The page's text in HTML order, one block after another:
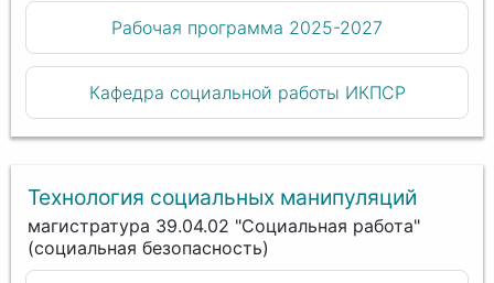
Рабочая программа 2025-2027
Кафедра социальной работы ИКПСР
Технология социальных манипуляций
магистратура 39.04.02 "Социальная работа"
(социальная безопасность)